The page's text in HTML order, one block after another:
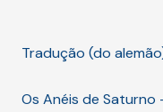
Tradução (do
Os Anéis de